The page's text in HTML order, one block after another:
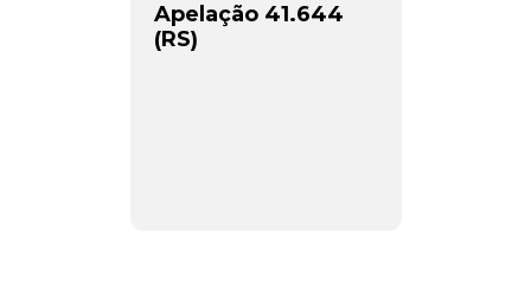
Apelação 41.644
(RS)